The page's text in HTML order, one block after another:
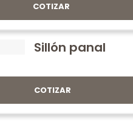
COTIZAR
Sillón panal
COTIZAR